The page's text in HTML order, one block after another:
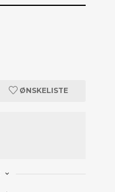
ØNSKELISTE